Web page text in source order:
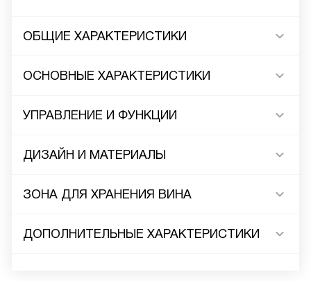
ОБЩИЕ ХАРАКТЕРИСТИКИ
ОСНОВНЫЕ ХАРАКТЕРИСТИКИ
УПРАВЛЕНИЕ И ФУНКЦИИ
ДИЗАЙН И МАТЕРИАЛЫ
ЗОНА ДЛЯ ХРАНЕНИЯ ВИНА
ДОПОЛНИТЕЛЬНЫЕ ХАРАКТЕРИСТИКИ